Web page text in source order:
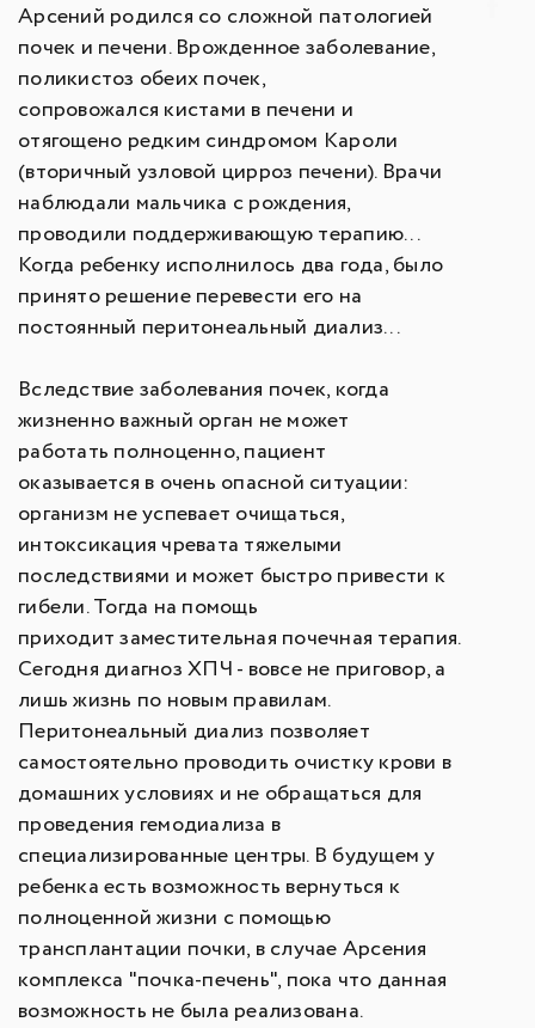
Арсений родился со сложной патологией
почек и печени. Врожденное заболевание,
поликистоз обеих почек,
сопровожался кистами в печени и
отягощено редким синдромом Кароли
(вторичный узловой цирроз печени). Врачи
наблюдали мальчика с рождения,
проводили поддерживающую терапию...
Когда ребенку исполнилось два года, было
принято решение перевести его на
постоянный перитонеальный диализ...
Вследствие заболевания почек, когда
жизненно важный орган не может
работать полноценно, пациент
оказывается в очень опасной ситуации:
организм не успевает очищаться,
интоксикация чревата тяжелыми
последствиями и может быстро привести к
гибели. Тогда на помощь
приходит заместительная почечная терапия.
Сегодня диагноз ХПЧ - вовсе не приговор, а
лишь жизнь по новым правилам.
Перитонеальный диализ позволяет
самостоятельно проводить очистку крови в
домашних условиях и не обращаться для
проведения гемодиализа в
специализированные центры. В будущем у
ребенка есть возможность вернуться к
полноценной жизни с помощью
трансплантации почки, в случае Арсения
комплекса "почка-печень", пока что данная
возможность не была реализована.